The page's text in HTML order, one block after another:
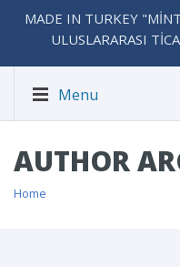
MADE IN TURKEY
ULUSLARARASI
Menu
AUTHOR
Home